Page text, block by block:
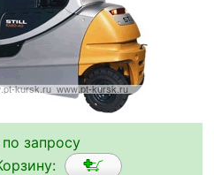
запросу